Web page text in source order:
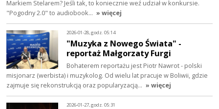
Markiem Stelarem? Jeśli tak, to koniecznie weź udział w konkursie.
"Pogodny 2.0" to audiobook… » więcej
2026-01-28, godz. 05:14
"Muzyka z Nowego Świata" -
reportaż Małgorzaty Furgi
Bohaterem reportażu jest Piotr Nawrot - polski
misjonarz (werbista) i muzykolog. Od wielu lat pracuje w Boliwii, gdzie
zajmuje się rekonstrukcją oraz popularyzacją… » więcej
2026-01-27, godz. 05:31